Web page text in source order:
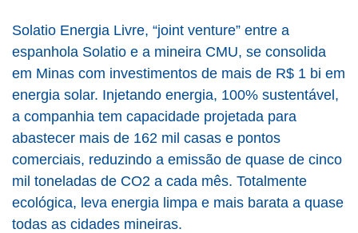
Solatio Energia Livre, “joint venture” entre a
espanhola Solatio e a mineira CMU, se consolida
em Minas com investimentos de mais de R$ 1 bi em
energia solar. Injetando energia, 100% sustentável,
a companhia tem capacidade projetada para
abastecer mais de 162 mil casas e pontos
comerciais, reduzindo a emissão de quase de cinco
mil toneladas de CO2 a cada mês. Totalmente
ecológica, leva energia limpa e mais barata a quase
todas as cidades mineiras.